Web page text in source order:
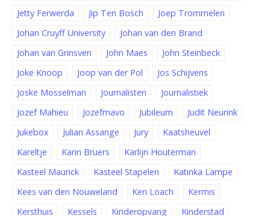
Jetty Ferwerda
Jip Ten Bosch
Joep Trommelen
Johan Cruyff University
Johan van den Brand
Johan van Grinsven
John Maes
John Steinbeck
Joke Knoop
Joop van der Pol
Jos Schijvens
Joske Mosselman
Journalisten
Journalistiek
Jozef Mahieu
Jozefmavo Jubileum
Judit Neurink
Jukebox
Julian Assange Jury
Kaatsheuvel
Kareltje
Karin Bruers
Karlijn Houterman
Kasteel Maurick
Kasteel Stapelen
Katinka Lampe
Kees van den Nouweland
Ken Loach
Kermis
Kersthuis
Kessels Kinderopvang Kinderstad